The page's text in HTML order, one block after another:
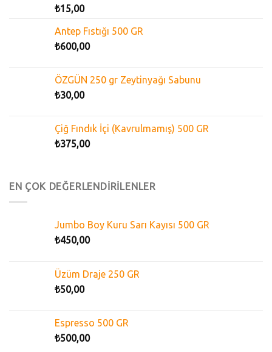
₺15,00
Antep Fıstığı 500 GR
₺600,00
ÖZGÜN 250 gr Zeytinyağı Sabunu
₺30,00
Çiğ Fındık İçi (Kavrulmamış) 500 GR
₺375,00
EN ÇOK DEĞERLENDİRİLENLER
Jumbo Boy Kuru Sarı Kayısı 500 GR
₺450,00
Üzüm Draje 250 GR
₺50,00
Espresso 500 GR
₺500,00